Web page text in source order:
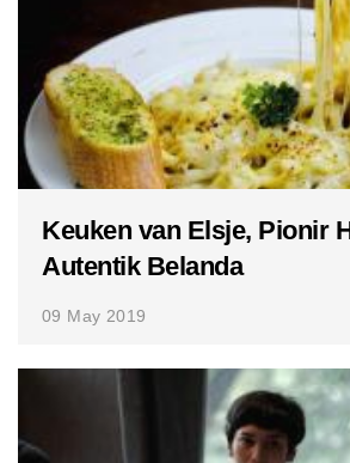
Keuken van Elsje, Pionir
Autentik Belanda
09 May 2019